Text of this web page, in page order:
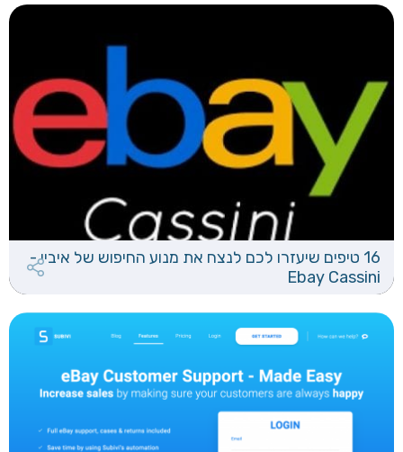
16 טיפים שיעזרו לכם לנצח את מנוע החיפוש של איביי -
Ebay Cassini